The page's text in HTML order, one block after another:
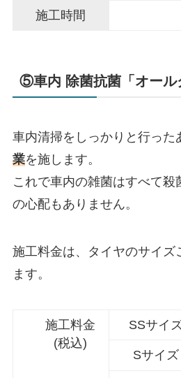
施工時間
⑤車内 除菌抗菌「オール
車内清掃をしっかりと行った
業を施します。
これで車内の雑菌はすべて殺
の心配もありません。
施工料金は、タイヤのサイズ
ます。
施工料金
(税込)
SSサイ
Sサイズ